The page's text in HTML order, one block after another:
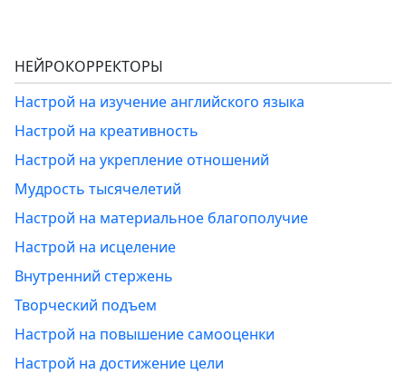
НЕЙРОКОРРЕКТОРЫ
Настрой на изучение английского языка
Настрой на креативность
Настрой на укрепление отношений
Мудрость тысячелетий
Настрой на материальное благополучие
Настрой на исцеление
Внутренний стержень
Творческий подъем
Настрой на повышение самооценки
Настрой на достижение цели